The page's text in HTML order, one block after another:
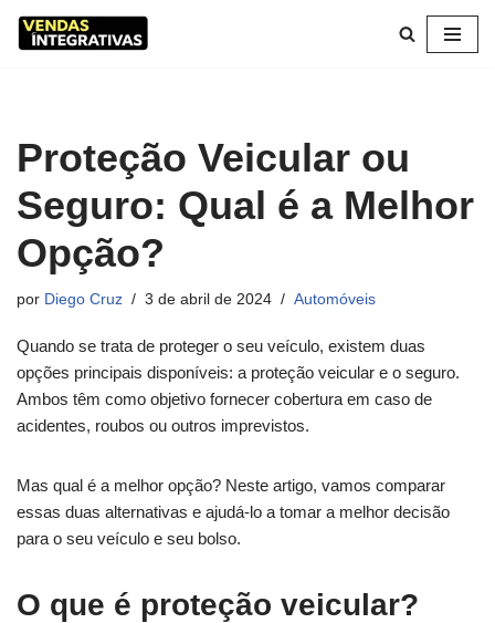
Proteção Veicular ou
Seguro: Qual é a Melhor
Opção?
por Diego Cruz 3 de abril de 2024 Automóveis
Quando se trata de proteger o seu veículo, existem duas
opções principais disponíveis: a proteção veicular e o seguro.
Ambos têm como objetivo fornecer cobertura em caso de
acidentes, roubos ou outros imprevistos.
Mas qual é a melhor opção? Neste artigo, vamos comparar
essas duas alternativas e ajudá-lo a tomar a melhor decisão
para o seu veículo e seu bolso.
O que é proteção veicular?